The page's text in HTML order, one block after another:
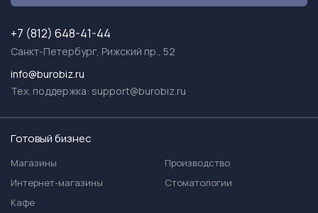
+7 (812) 648-41-44
Санкт-Петербург, Рижский пр., 52
info@burobiz.ru
Тех. поддержка: support@burobiz.ru
Готовый бизнес
Магазины
Интернет-магазины
Кафе
Производство
Стоматологии